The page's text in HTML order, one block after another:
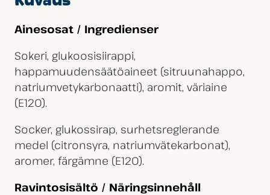
Ainesosat / Ingredienser
Sokeri, glukoosisiirappi,
happamuudensäätöaineet (sitruunahappo,
natriumvetykarbonaatti), aromit, väriaine
(E120).
Socker, glukossirap, surhetsreglerande
medel (citronsyra, natriumvätekarbonat),
aromer, färgämne (E120).
Ravintosisältö / Näringsinnehåll